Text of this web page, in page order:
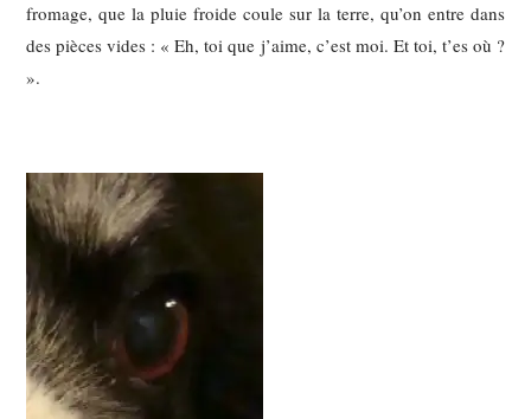
fromage, que la pluie froide coule sur la terre, qu’on entre dans
des pièces vides : « Eh, toi que j’aime, c’est moi. Et toi, t’es où ?
».